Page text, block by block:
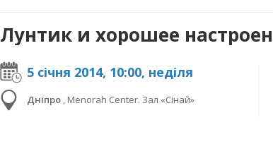
Лунтик и хорошее
5 січня 2014, 10:00, неділя
Дніпро , Menorah Center. Зал «Сінай»